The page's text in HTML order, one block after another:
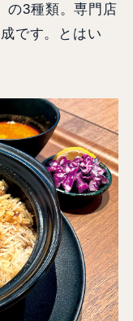
の3種類。専門店
です。とはい